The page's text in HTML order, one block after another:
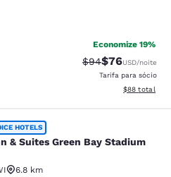
Economize 19%
Tarifa anterior
$94Tarifa com
$76USD/noite
Tarifa para sócio
Exibir
$88 total
Green Bay
HOTELS
& Suites Green Bay Stadium
6.8 km